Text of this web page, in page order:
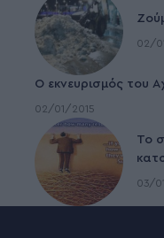
02/
Ο εκνευρισμός του
02/01/2015
To
03/